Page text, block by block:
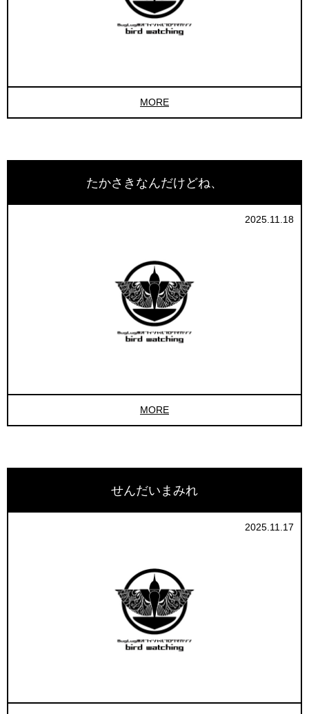
MORE
たかさきなんだけどね、
2025.11.18
MORE
せんだいまみれ
2025.11.17